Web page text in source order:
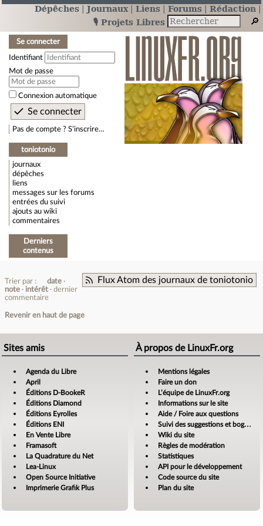
Dépêches Journaux Liens Forums
Rédaction
🎙️ Projets Libres
Se connecter
Identifiant
Mot de passe
Connexion automatique
Pas de compte ? S’inscrire…
toniotonio
journaux
dépêches
liens
messages sur les forums
entrées du suivi
ajouts au wiki
commentaires
Derniers
contenus
Flux Atom des journaux de toniotonio
Trier par :
date
note
intérêt
dernier
commentaire
Revenir en haut de page
Sites amis
Agenda du Libre
April
Éditions D-BookeR
Éditions Diamond
Éditions Eyrolles
Éditions ENI
En Vente Libre
Framasoft
La Quadrature du Net
Lea-Linux
Open Source Initiative
Imprimerie Grafik Plus
À propos de LinuxFr.org
Mentions légales
Faire un don
L’équipe de LinuxFr.org
Informations sur le site
Aide / Foire aux questions
Suivi des suggestions et bogues
Wiki du site
Règles de modération
Statistiques
API pour le développement
Code source du site
Plan du site